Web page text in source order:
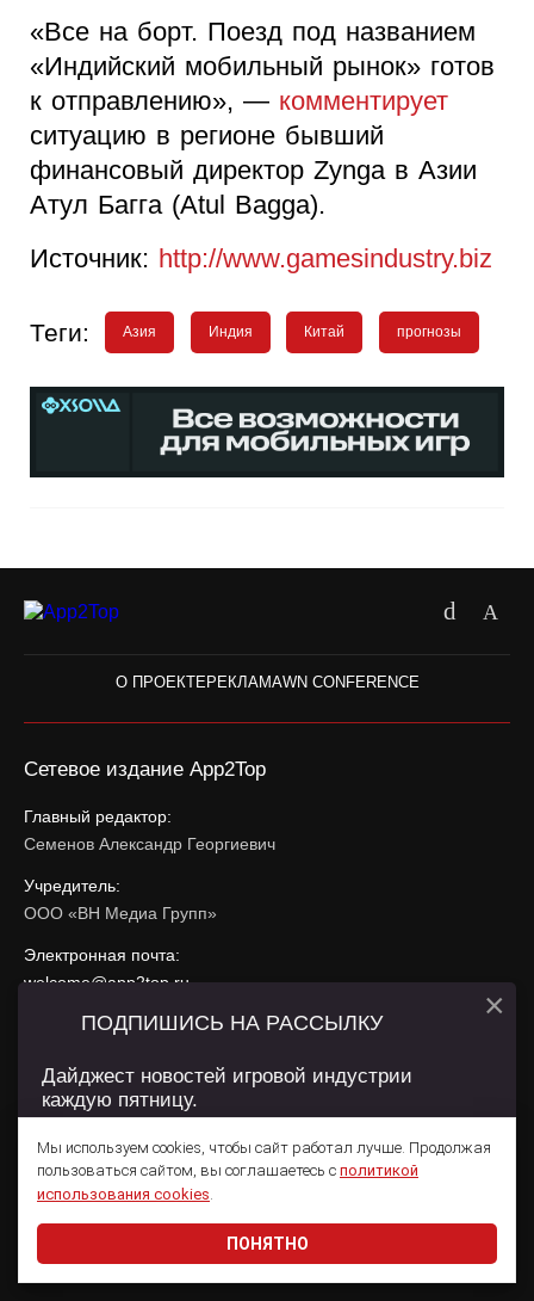
«Все на борт. Поезд под названием
«Индийский мобильный рынок» готов
к отправлению», — комментирует
ситуацию в регионе бывший
финансовый директор Zynga в Азии
Атул Багга (Atul Bagga).
Источник: http://www.gamesindustry.biz
Теги: Азия Индия Китай прогнозы
О ПРОЕКТЕРЕКЛАМАWN CONFERENCE
Сетевое издание App2Top
Главный редактор:
Семенов Александр Георгиевич
Учредитель:
ООО «ВН Медиа Групп»
Электронная почта:
welcome@app2top.ru
При использовании материалов активная ссылка на
Сайт использует IP адреса, cookie, данные геолокации
использования содержатся вПолитике конфиденциальностии
Пользовательском соглашении .
© 2011 — 2026 App2Top 16+
Мы используем cookies, чтобы сайт работал лучше. Продолжая
пользоваться сайтом, вы соглашаетесь с политикой
использования cookies.
ПОНЯТНО
ПОДПИШИСЬ НА РАССЫЛКУ
Дайджест новостей игровой индустрии
каждую пятницу.
Даю согласие на обработкуперсональных данных
×